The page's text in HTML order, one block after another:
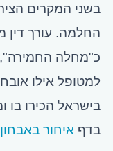
בשני המקרים
החלמה. עורך דין
כ"מחלה החמירה",
למטופל אילו
בישראל הכירו בו
בדף איחור